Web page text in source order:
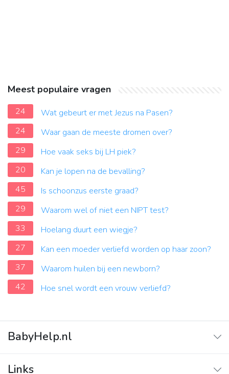
Meest populaire vragen
24
Wat gebeurt er met Jezus na Pasen?
24
Waar gaan de meeste dromen over?
29
Hoe vaak seks bij LH piek?
20
Kan je lopen na de bevalling?
45
Is schoonzus eerste graad?
29
Waarom wel of niet een NIPT test?
33
Hoelang duurt een wiegje?
27
Kan een moeder verliefd worden op haar zoon?
37
Waarom huilen bij een newborn?
42
Hoe snel wordt een vrouw verliefd?
BabyHelp.nl
Links